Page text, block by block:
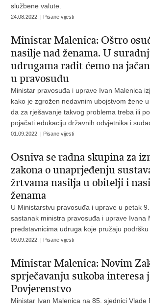
službene valute.
24.08.2022. | Pisane vijesti
Ministar Malenica: Oštro
nasilje nad ženama. U
udrugama radit ćemo na
u pravosuđu
Ministar pravosuđa i uprave Ivan Malenica
kako je zgrožen nedavnim ubojstvom žene
da za rješavanje takvog problema treba ili
pojačati edukaciju državnih odvjetnika i
01.09.2022. | Pisane vijesti
Osniva se radna skupina za
zakona o unaprjeđenju
žrtvama nasilja u obitelji i
ženama
U Ministarstvu pravosuđa i uprave u petak
sastanak ministra pravosuđa i uprave Ivana
predstavnicima udruga koje pružaju podršku
09.09.2022. | Pisane vijesti
Ministar Malenica: Novim
sprječavanju sukoba interesa
Povjerenstvo
Ministar Ivan Malenica na 85. sjednici Vlade